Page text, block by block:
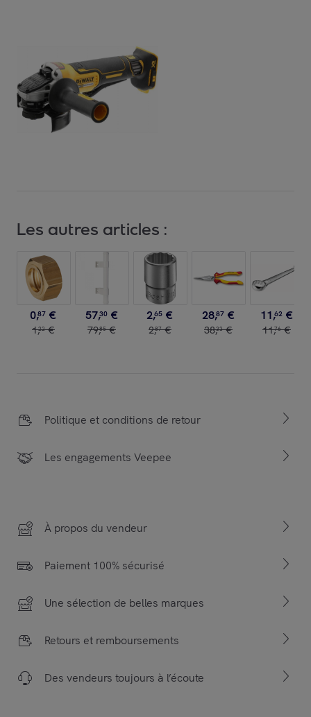
Les autres articles :
0,87 €
1,22 €
57,30 €
79,85 €
2,65 €
2,87 €
28,87 €
38,33 €
11,62 €
11,76 €
Politique et conditions de retour
Les engagements Veepee
À propos du vendeur
Paiement 100% sécurisé
Une sélection de belles marques
Retours et remboursements
Des vendeurs toujours à l’écoute